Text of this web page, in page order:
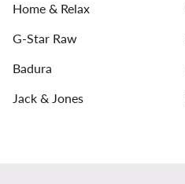
Рокли и гащеризони Guess
Home & Relax
G-Star Raw
Badura
Jack & Jones